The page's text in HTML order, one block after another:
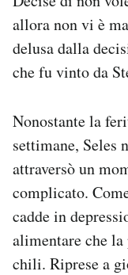
allora non vi è
delusa dalla
che fu vinto da
Nonostante la
settimane, Seles
attraversò un
complicato.
cadde in
alimentare che
chili. Riprese a